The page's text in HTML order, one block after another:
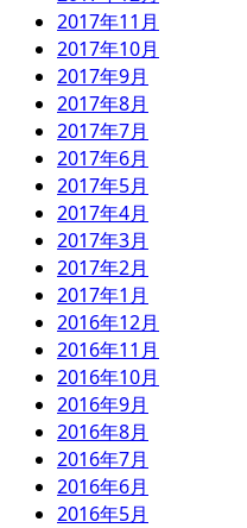
2017年11月
2017年10月
2017年9月
2017年8月
2017年7月
2017年6月
2017年5月
2017年4月
2017年3月
2017年2月
2017年1月
2016年12月
2016年11月
2016年10月
2016年9月
2016年8月
2016年7月
2016年6月
2016年5月